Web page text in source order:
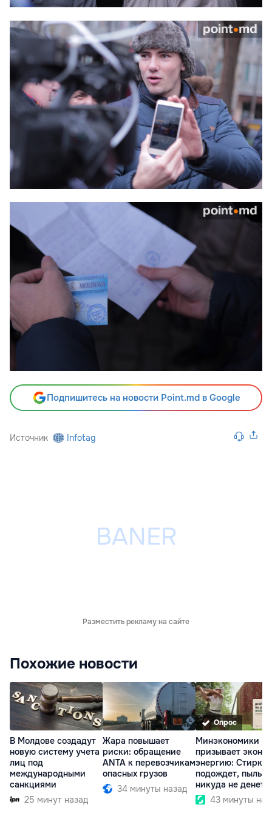
Подпишитесь на новости Point.md в Google
Источник Infotag
Разместить рекламу на сайте
Похожие новости
В Молдове создадут
новую систему учета
лиц под
международными
санкциями
25 минут назад
Жара повышает
риски: обращение
ANTA к перевозчикам
опасных грузов
34 минуты назад
Опрос
Минэкономики
призывает
энергию: Стирка
подождет, пыль
никуда не
43 минуты